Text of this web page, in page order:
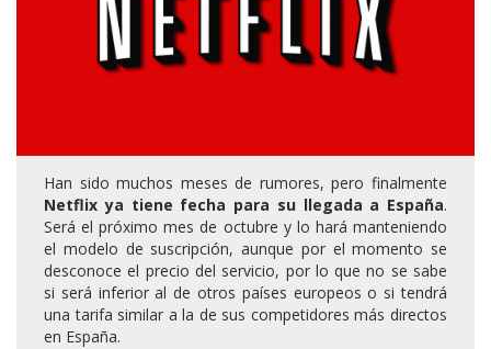
Han sido muchos meses de rumores, pero finalmente
Netflix ya tiene fecha para su llegada a España.
Será el próximo mes de octubre y lo hará manteniendo
el modelo de suscripción, aunque por el momento se
desconoce el precio del servicio, por lo que no se sabe
si será inferior al de otros países europeos o si tendrá
una tarifa similar a la de sus competidores más directos
en España.